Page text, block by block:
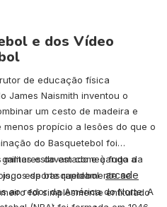
e dos Vídeo
de educação física
James Naismith inventou o
um cesto de madeira e
propício a lesões do que o
do Basquetebol foi
do estado e à fuga da
o esporte rapidamente se
ao redor da América do Norte. A
estavam começando a
jogos de basquetebol arcade
foi simplesmente entitulado